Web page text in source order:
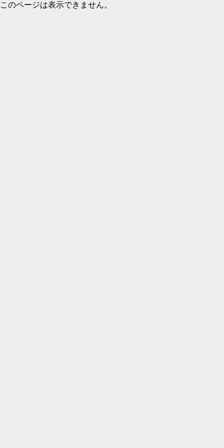
このページは表示できません。